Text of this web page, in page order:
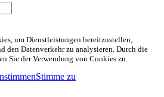
um Dienstleistungen bereitzustellen,
den Datenverkehr zu analysieren. Durch die
Sie der Verwendung von Cookies zu.
Stimme zu